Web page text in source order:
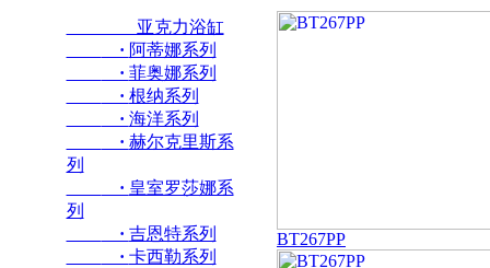
亚克力浴缸
· 阿蒂娜系列
· 菲奥娜系列
· 根纳系列
· 海洋系列
· 赫尔克里斯系
列
· 皇室罗莎娜系
列
· 吉恩特系列
· 卡西勒系列
BT267PP